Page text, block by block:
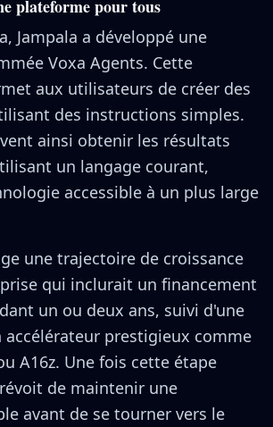
plateforme pour tous
Jampala a développé une
Voxa Agents. Cette
aux utilisateurs de créer des
des instructions simples.
ainsi obtenir les résultats
un langage courant,
accessible à un plus large
une trajectoire de croissance
qui inclurait un financement
un ou deux ans, suivi d'une
accélérateur prestigieux comme
A16z. Une fois cette étape
de maintenir une
avant de se tourner vers le